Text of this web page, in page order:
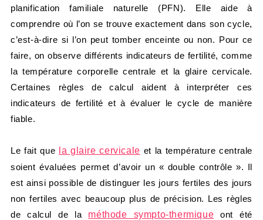
planification familiale naturelle (PFN). Elle aide à
comprendre où l’on se trouve exactement dans son cycle,
c’est-à-dire si l’on peut tomber enceinte ou non. Pour ce
faire, on observe différents indicateurs de fertilité, comme
la température corporelle centrale et la glaire cervicale.
Certaines règles de calcul aident à interpréter ces
indicateurs de fertilité et à évaluer le cycle de manière
fiable.
Le fait que la glaire cervicale et la température centrale
soient évaluées permet d’avoir un « double contrôle ». Il
est ainsi possible de distinguer les jours fertiles des jours
non fertiles avec beaucoup plus de précision. Les règles
de calcul de la méthode sympto-thermique ont été